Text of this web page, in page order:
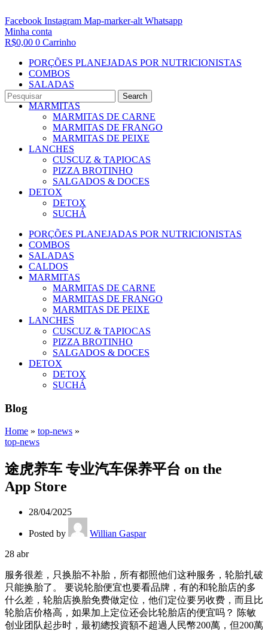
Search
Facebook Instagram Map-marker-alt Whatsapp
Minha conta
R$0,00 0 Carrinho
PORÇÕES PLANEJADAS POR NUTRICIONISTAS​
COMBOS
SALADAS
CALDOS
MARMITAS
MARMITAS DE CARNE
MARMITAS DE FRANGO
MARMITAS DE PEIXE
LANCHES
CUSCUZ & TAPIOCAS
PIZZA BROTINHO
SALGADOS & DOCES
DETOX
DETOX
SUCHÁ
PORÇÕES PLANEJADAS POR NUTRICIONISTAS​
COMBOS
SALADAS
CALDOS
MARMITAS
MARMITAS DE CARNE
MARMITAS DE FRANGO
MARMITAS DE PEIXE
LANCHES
CUSCUZ & TAPIOCAS
PIZZA BROTINHO
SALGADOS & DOCES
DETOX
DETOX
SUCHÁ
Blog
Home » top-news »
top-news
‎途虎养车 专业汽车保养平台 on the
App Store
28/04/2025
Posted by
Willian Gaspar
28 abr
服务很差，只换胎不补胎，所有都照他们这种服务，轮胎扎破
只能换胎了。 要说轮胎便宜也要看品牌，有的和轮胎店的多
什么差，轮胎店换胎免费做定位，他们定位要另收费，而且比
轮胎店价格高，如果加上定位还会比轮胎店的便宜吗？ 陈敏
创业团队起步时，最初總投資額不超過人民幣200萬，但200萬